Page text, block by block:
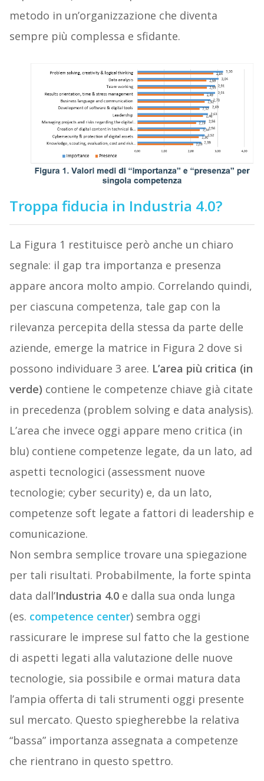
metodo in un’organizzazione che diventa
sempre più complessa e sfidante.
Troppa fiducia in Industria 4.0?
La Figura 1 restituisce però anche un chiaro
segnale: il gap tra importanza e presenza
appare ancora molto ampio. Correlando quindi,
per ciascuna competenza, tale gap con la
rilevanza percepita della stessa da parte delle
aziende, emerge la matrice in Figura 2 dove si
possono individuare 3 aree. L’area più critica (in
verde) contiene le competenze chiave già citate
in precedenza (problem solving e data analysis).
L’area che invece oggi appare meno critica (in
blu) contiene competenze legate, da un lato, ad
aspetti tecnologici (assessment nuove
tecnologie; cyber security) e, da un lato,
competenze soft legate a fattori di leadership e
comunicazione.
Non sembra semplice trovare una spiegazione
per tali risultati. Probabilmente, la forte spinta
data dall’Industria 4.0e dalla sua onda lunga
(es. competence center) sembra oggi
rassicurare le imprese sul fatto che la gestione
di aspetti legati alla valutazione delle nuove
tecnologie, sia possibile e ormai matura data
l’ampia offerta di tali strumenti oggi presente
sul mercato. Questo spiegherebbe la relativa
“bassa” importanza assegnata a competenze
che rientrano in questo spettro.